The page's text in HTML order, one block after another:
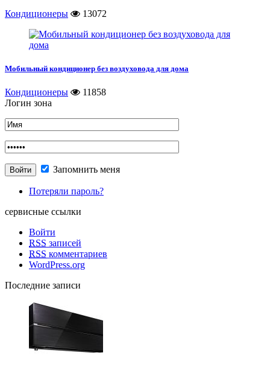
Кондиционеры 13072
Мобильный кондиционер без воздуховода для дома
Кондиционеры
11858
Логин зона
Запомнить меня
Потеряли пароль?
сервисные ссылки
Войти
RSS записей
RSS комментариев
WordPress.org
Последние записи